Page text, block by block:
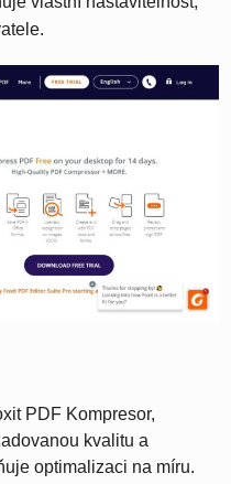
PDF Kompresor,
kvalitu a
optimalizaci na míru.